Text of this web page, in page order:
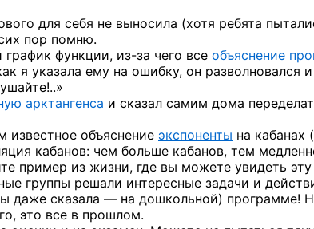
для себя не выносила (хотя ребята
пор помню.
график функции, из-за чего все объяснение
я указала ему на ошибку, он разволновался
арктангенса и сказал самим дома
объяснение экспоненты на кабанах
кабанов: чем больше кабанов, тем
пример из жизни, где вы можете увидеть
группы решали интересные задачи и
даже сказала — на дошкольной) программе!
это все в прошлом.